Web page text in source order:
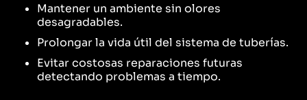
Mantener un ambiente sin olores
desagradables.
Prolongar la vida útil del sistema de tuberías.
Evitar costosas reparaciones futuras
detectando problemas a tiempo.